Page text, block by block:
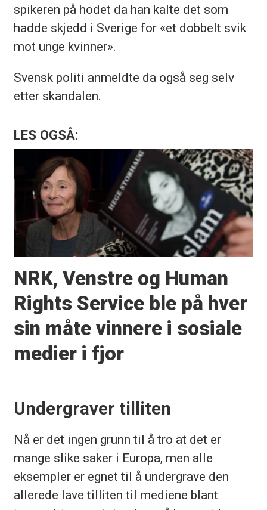
spikeren på hodet da han kalte det som
hadde skjedd i Sverige for «et dobbelt svik
mot unge kvinner».
Svensk politi anmeldte da også seg selv
etter skandalen.
LES OGSÅ:
NRK, Venstre og Human
Rights Service ble på hver
sin måte vinnere i sosiale
medier i fjor
Undergraver tilliten
Nå er det ingen grunn til å tro at det er
mange slike saker i Europa, men alle
eksempler er egnet til å undergrave den
allerede lave tilliten til mediene blant